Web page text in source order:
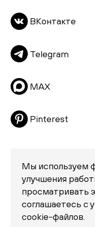
Пуфы и банкетки
Подушки
Матрасы
Распродажа
ВКонтакте
Telegram
MAX
Pinterest
Политика
© 2026
проезд
Мы используем
улучшения
просматривать
соглашаетесь с
cookie-файлов.